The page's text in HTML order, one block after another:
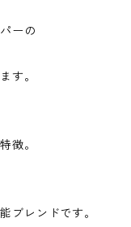
ーの
す。
徴。
ブレンドです。